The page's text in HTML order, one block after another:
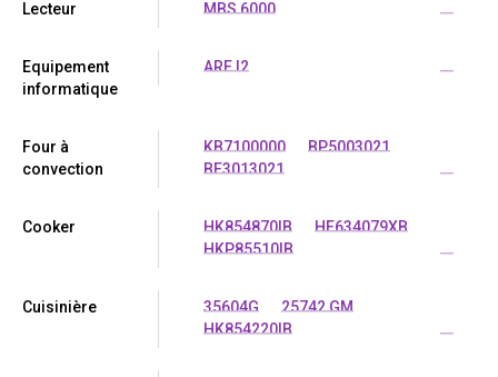
Lecteur MBS 6000 ...
Equipement
informatique
ARE I2 ...
Four à
convection
KB7100000
BP5003021
BE3013021
...
Cooker HK854870IB
HE634079XB
HKP85510IB
...
Cuisinière 35604G
25742 GM
HK854220IB
...